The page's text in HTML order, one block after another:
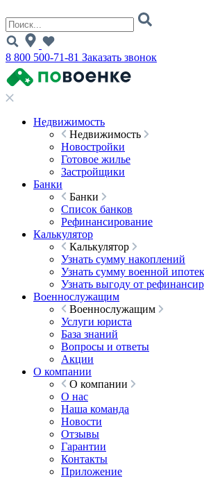
8 800 500-71-81 Заказать звонок
Недвижимость
Недвижимость
Новостройки
Готовое жилье
Застройщики
Банки
Банки
Список банков
Рефинансирование
Калькулятор
Калькулятор
Узнать сумму накоплений
Узнать сумму военной
Узнать выгоду от
Военнослужащим
Военнослужащим
Услуги юриста
База знаний
Вопросы и ответы
Акции
О компании
О компании
О нас
Наша команда
Новости
Отзывы
Гарантии
Контакты
Приложение